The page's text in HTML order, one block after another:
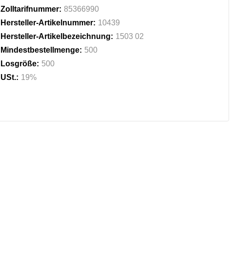
Zolltarifnummer: 85366990
Hersteller-Artikelnummer: 10439
Hersteller-Artikelbezeichnung: 1503 02
Mindestbestellmenge: 500
Losgröße: 500
USt.: 19%